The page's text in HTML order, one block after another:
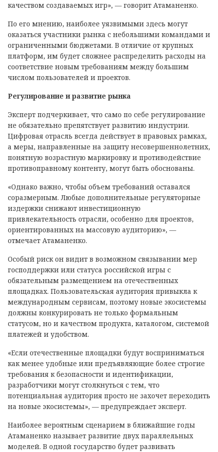
качеством создаваемых игр», — говорит Атаманенко.
По его мнению, наиболее уязвимыми здесь могут
оказаться участники рынка с небольшими командами и
ограниченными бюджетами. В отличие от крупных
платформ, им будет сложнее распределить расходы на
соответствие новым требованиям между большим
числом пользователей и проектов.
Регулирование и развитие рынка
Эксперт подчеркивает, что само по себе регулирование
не обязательно препятствует развитию индустрии.
Цифровая отрасль всегда действует в правовых рамках,
а меры, направленные на защиту несовершеннолетних,
понятную возрастную маркировку и противодействие
противоправному контенту, могут быть обоснованы.
«Однако важно, чтобы объем требований оставался
соразмерным. Любые дополнительные регуляторные
издержки снижают инвестиционную
привлекательность отрасли, особенно для проектов,
ориентированных на массовую аудиторию», —
отмечает Атаманенко.
Особый риск он видит в возможном связывании мер
господдержки или статуса российской игры с
обязательным размещением на отечественных
площадках. Пользовательская аудитория привыкла к
международным сервисам, поэтому новые экосистемы
должны конкурировать не только формальным
статусом, но и качеством продукта, каталогом, системой
платежей и удобством.
«Если отечественные площадки будут восприниматься
как менее удобные или предъявляющие более строгие
требования к безопасности и идентификации,
разработчики могут столкнуться с тем, что
потенциальная аудитория просто не захочет переходить
на новые экосистемы», — предупреждает эксперт.
Наиболее вероятным сценарием в ближайшие годы
Атаманенко называет развитие двух параллельных
моделей. В одной государство будет развивать